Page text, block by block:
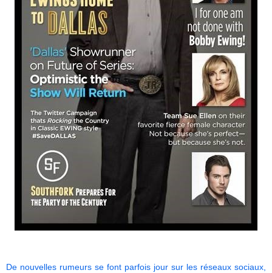
De nouvelles rumeurs se font parfois jour sur les réseaux sociaux,